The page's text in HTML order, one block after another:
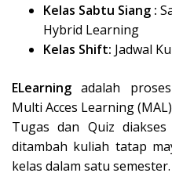
Kelas Sabtu Siang :
Hybrid Learning
Kelas Shift: Jadwal
ELearningadalah
Multi Acces Learning
Tugas dan Quiz
ditambah kuliah tatap
kelas dalam satu semester.